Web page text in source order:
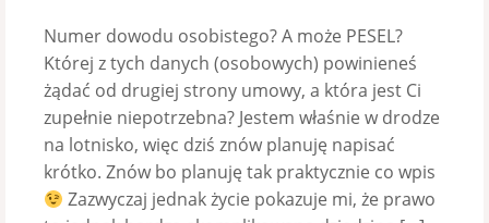
Numer dowodu osobistego? A może PESEL?
Której z tych danych (osobowych) powinieneś
żądać od drugiej strony umowy, a która jest Ci
zupełnie niepotrzebna? Jestem właśnie w drodze
na lotnisko, więc dziś znów planuję napisać
krótko. Znów bo planuję tak praktycznie co wpis
Zazwyczaj jednak życie pokazuje mi, że prawo